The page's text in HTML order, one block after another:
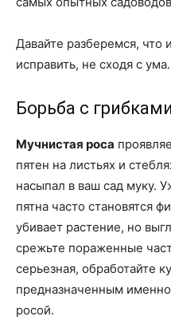
Давайте разберемся, что
исправить, не сходя с ума.
Борьба с грибками
Мучнистая роса
пятен на листьях и
насыпал в ваш сад муку.
пятна часто становятся
убивает растение, но
срежьте пораженные
серьезная, обработайте
предназначенным
росой.